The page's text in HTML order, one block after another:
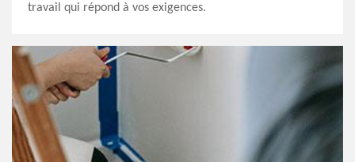
travail qui répond à vos exigences.